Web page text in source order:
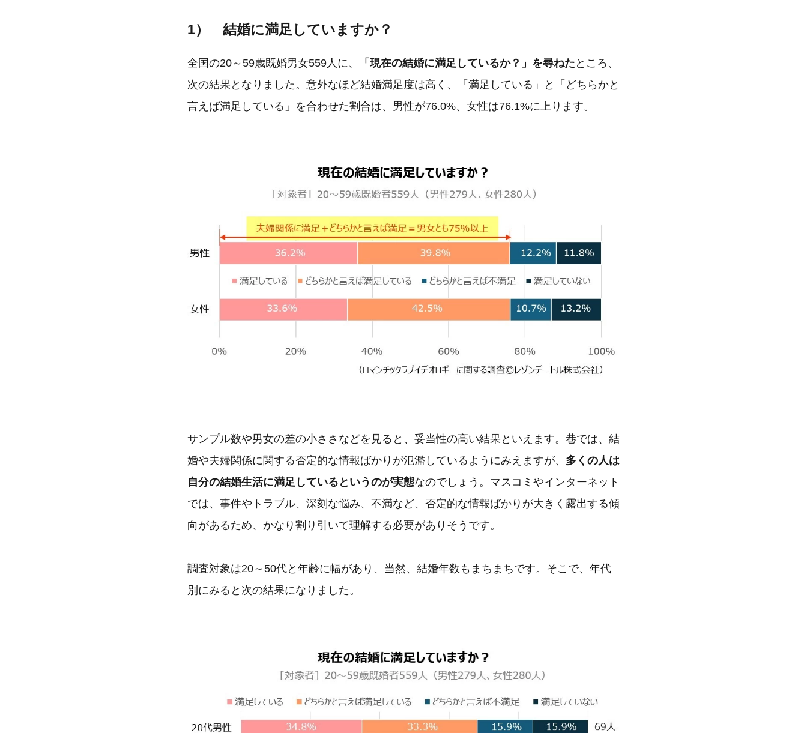
1） 結婚に満足していますか？
全国の20～59歳既婚男女559人に、 「現在の結婚に満足しているか？」を尋ねた ところ、
次の結果となりました。意外なほど結婚満足度は高く、「満足している」と「どちらかと
言えば満足している」を合わせた割合は、男性が76.0%、女性は76.1%に上ります。
サンプル数や男女の差の小ささなどを見ると、妥当性の高い結果といえます。巷では、結
婚や夫婦関係に関する否定的な情報ばかりが氾濫しているようにみえますが、 多くの人は
自分の結婚生活に満足しているというのが実態なのでしょう。マスコミやインターネット
では、事件やトラブル、深刻な悩み、不満など、否定的な情報ばかりが大きく露出する傾
向があるため、かなり割り引いて理解する必要がありそうです。
調査対象は20～50代と年齢に幅があり、当然、結婚年数もまちまちです。そこで、年代
別にみると次の結果になりました。